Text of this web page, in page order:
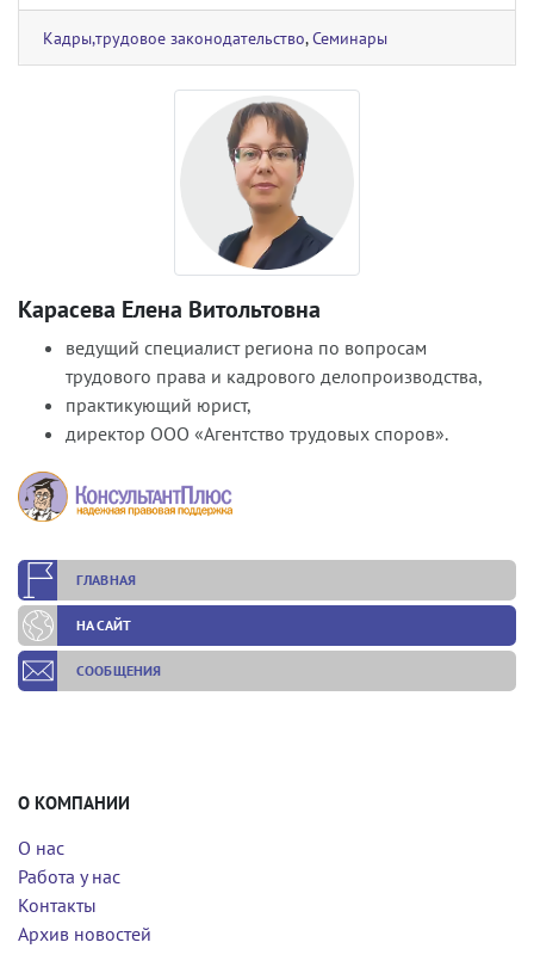
Кадры,трудовое законодательство,Семинары
Карасева Елена Витольтовна
ведущий специалист региона по вопросам
трудового права и кадрового делопроизводства,
практикующий юрист,
директор ООО «Агентство трудовых споров».
ГЛАВНАЯ
НА САЙТ
СООБЩЕНИЯ
О КОМПАНИИ
О нас
Работа у нас
Контакты
Архив новостей